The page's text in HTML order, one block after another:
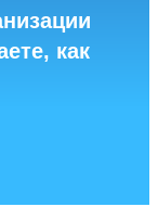
как